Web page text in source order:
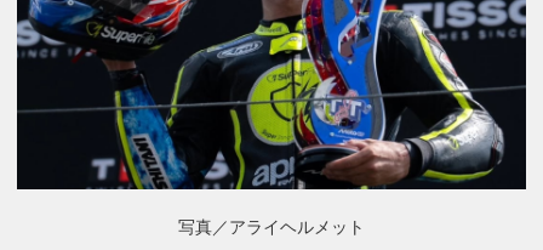
写真／アライヘルメット